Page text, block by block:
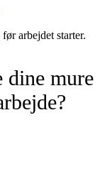
arbejdet starter.
mure